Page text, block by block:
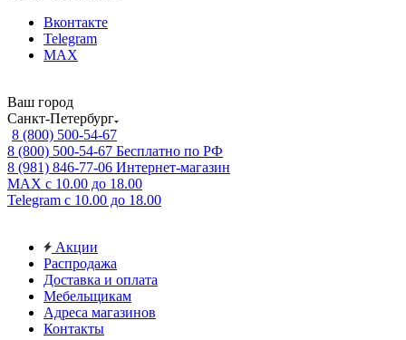
Вконтакте
Telegram
MAX
Ваш город
Санкт-Петербург
8 (800) 500-54-67
8 (800) 500-54-67 Бесплатно по РФ
8 (981) 846-77-06 Интернет-магазин
MAX с 10.00 до 18.00
Telegram с 10.00 до 18.00
Акции
Распродажа
Доставка и оплата
Мебельщикам
Адреса магазинов
Контакты